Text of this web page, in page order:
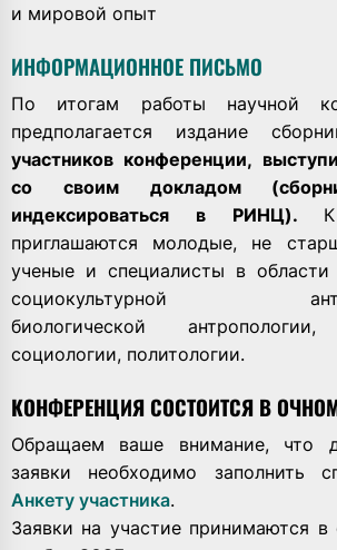
и мировой опыт
ИНФОРМАЦИОННОЕ ПИСЬМО
По итогам работы научной
предполагается издание
участников конференции,
со своим докладом
индексироваться в РИНЦ).
приглашаются молодые, не
ученые и специалисты в области
социокультурной
биологической
социологии, политологии.
КОНФЕРЕНЦИЯ СОСТОИТСЯ В
Обращаем ваше внимание, что
заявки необходимо заполнить
Анкету участника.
Заявки на участие принимаются в